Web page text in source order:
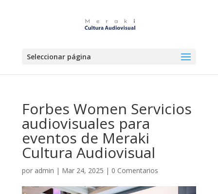
Seleccionar página
Forbes Women Servicios
audiovisuales para
eventos de Meraki
Cultura Audiovisual
por admin | Mar 24, 2025 | 0 Comentarios